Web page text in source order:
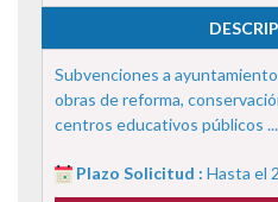
Subvenciones a
obras de reforma,
centros educativos públicos ...
Plazo Solicitud : Hasta el